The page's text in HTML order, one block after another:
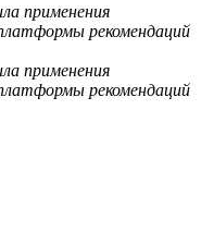
применения
рекомендаций
применения
рекомендаций